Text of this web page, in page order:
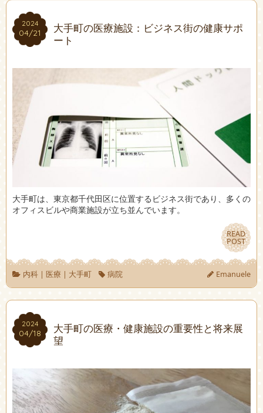
2024
04/21
2024
04/21
大手町の医療施設：ビジネス街の健康サポ
ート
大手町は、東京都千代田区に位置するビジネス街であり、多くの
オフィスビルや商業施設が立ち並んでいます。
READ
POST
READ
POST
内科| 医療 | 大手町 病院 Emanuele
2024
04/18
2024
04/18
大手町の医療・健康施設の重要性と将来展
望